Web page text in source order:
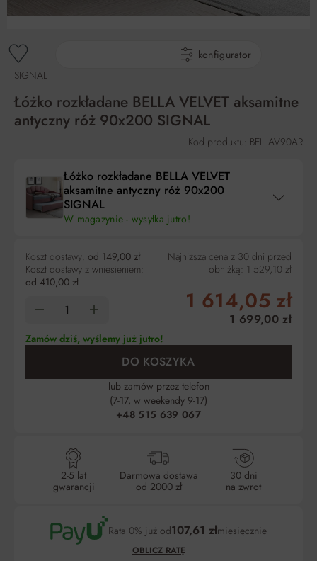
SIGNAL
konfigurator
Łóżko rozkładane BELLA VELVET aksamitne
antyczny róż 90x200 SIGNAL
Kod produktu: BELLAV90AR
Łóżko rozkładane BELLA VELVET
aksamitne antyczny róż 90x200
SIGNAL
W magazynie - wysyłka jutro!
Koszt dostawy: od 149,00 zł
Koszt dostawy z wniesieniem:
od 410,00 zł
Najniższa cena z 30 dni przed
obniżką: 1 529,10 zł
1 614,05 zł
1 699,00 zł
Zamów dziś, wyślemy już jutro!
DO KOSZYKA
lub zamów przez telefon
(7-17, w weekendy 9-17)
+48 515 639 067
2-5 lat
gwarancji
Darmowa dostawa
od 2000 zł
30 dni
na zwrot
Rata 0% już od107,61 złmiesięcznie
OBLICZ RATĘ